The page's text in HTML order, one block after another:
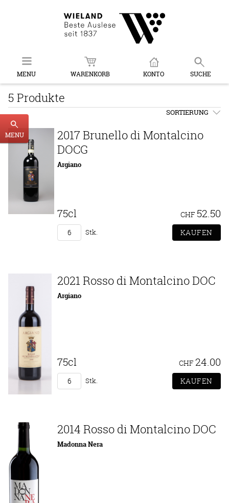
MENU WARENKORB KONTO SUCHE
MENU
5 Produkte
SORTIERUNG
2017 Brunello di Montalcino
DOCG
Argiano
75cl CHF 52.50
Stk.
2021 Rosso di Montalcino DOC
Argiano
75cl CHF 24.00
Stk.
2014 Rosso di Montalcino DOC
Madonna Nera